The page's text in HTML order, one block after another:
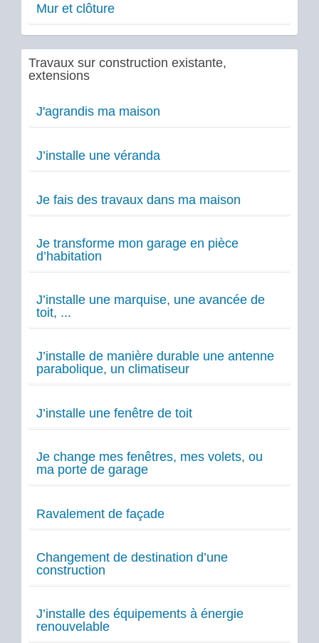
Mur et clôture
Travaux sur construction existante,
extensions
J'agrandis ma maison
J’installe une véranda
Je fais des travaux dans ma maison
Je transforme mon garage en pièce
d’habitation
J’installe une marquise, une avancée de
toit, ...
J’installe de manière durable une antenne
parabolique, un climatiseur
J’installe une fenêtre de toit
Je change mes fenêtres, mes volets, ou
ma porte de garage
Ravalement de façade
Changement de destination d’une
construction
J’installe des équipements à énergie
renouvelable